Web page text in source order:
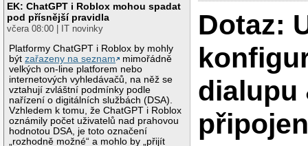
EK: ChatGPT i Roblox mohou spadat
pod přísnější pravidla
včera 08:00 | IT novinky
Platformy ChatGPT i Roblox by mohly
býtzařazeny na seznam
mimořádně
velkých on-line platforem nebo
internetových vyhledávačů, na něž se
vztahují zvláštní podmínky podle
nařízení o digitálních službách (DSA).
Vzhledem k tomu, že ChatGPT i Roblox
oznámily počet uživatelů nad prahovou
hodnotou DSA, je toto označení
„rozhodně možné“ a mohlo by „přijít
Dotaz:
dialupu